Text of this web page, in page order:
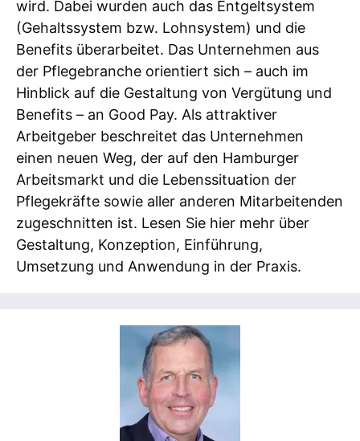
wird. Dabei wurden auch das Entgeltsystem
(Gehaltssystem bzw. Lohnsystem) und die
Benefits überarbeitet. Das Unternehmen aus
der Pflegebranche orientiert sich – auch im
Hinblick auf die Gestaltung von Vergütung und
Benefits – an Good Pay. Als attraktiver
Arbeitgeber beschreitet das Unternehmen
einen neuen Weg, der auf den Hamburger
Arbeitsmarkt und die Lebenssituation der
Pflegekräfte sowie aller anderen Mitarbeitenden
zugeschnitten ist. Lesen Sie hier mehr über
Gestaltung, Konzeption, Einführung,
Umsetzung und Anwendung in der Praxis.